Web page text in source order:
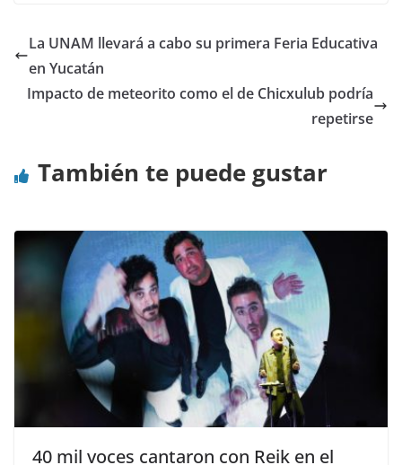
La UNAM llevará a cabo su primera Feria Educativa
en Yucatán
Impacto de meteorito como el de Chicxulub podría
repetirse
También te puede gustar
40 mil voces cantaron con Reik en el